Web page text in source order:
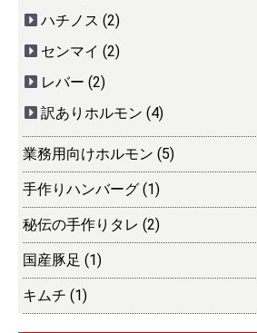
ハチノス (2)
センマイ (2)
レバー (2)
訳ありホルモン (4)
業務用向けホルモン (5)
手作りハンバーグ (1)
秘伝の手作りタレ (2)
国産豚足 (1)
キムチ (1)